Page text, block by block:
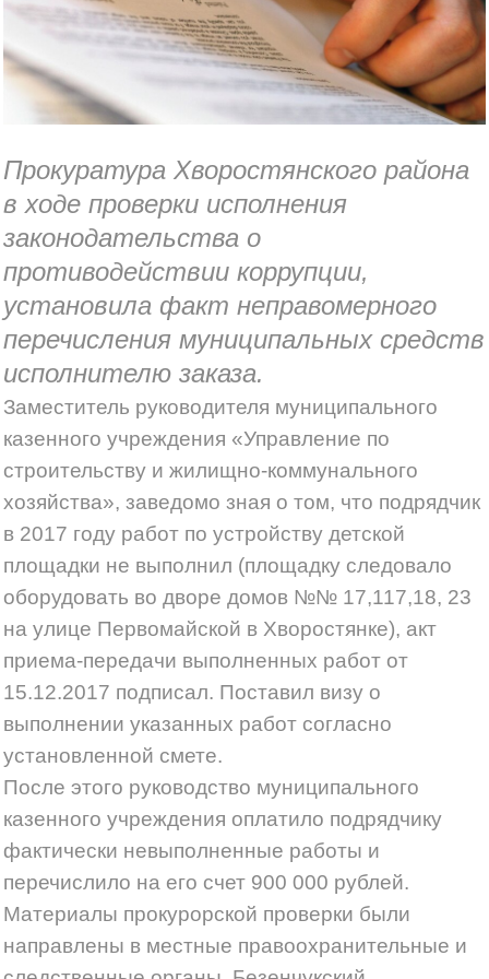
Фигурировавшего в уголовном деле чиновника мэрии
оштрафовали за игнорирование
Электроснабжение стадиона «Самара Арена»
восстановили
У Войтенко нет денег на баян
За два дня до матча с "Анжи" стадион «Самара Арена»
отключили от электричества?
Маршем против пенсионной реформы пойдут по
центру Самары сторонники Навального
Прокуратура Хворостянского района
в ходе проверки исполнения
законодательства о
противодействии коррупции,
установила факт неправомерного
перечисления муниципальных средств
исполнителю заказа.
Заместитель руководителя муниципального
казенного учреждения «Управление по
строительству и жилищно-коммунального
хозяйства», заведомо зная о том, что подрядчик
в 2017 году работ по устройству детской
площадки не выполнил (площадку следовало
оборудовать во дворе домов №№ 17,117,18, 23
на улице Первомайской в Хворостянке), акт
приема-передачи выполненных работ от
15.12.2017 подписал. Поставил визу о
выполнении указанных работ согласно
установленной смете.
После этого руководство муниципального
казенного учреждения оплатило подрядчику
фактически невыполненные работы и
перечислило на его счет 900 000 рублей.
Материалы прокурорской проверки были
направлены в местные правоохранительные и